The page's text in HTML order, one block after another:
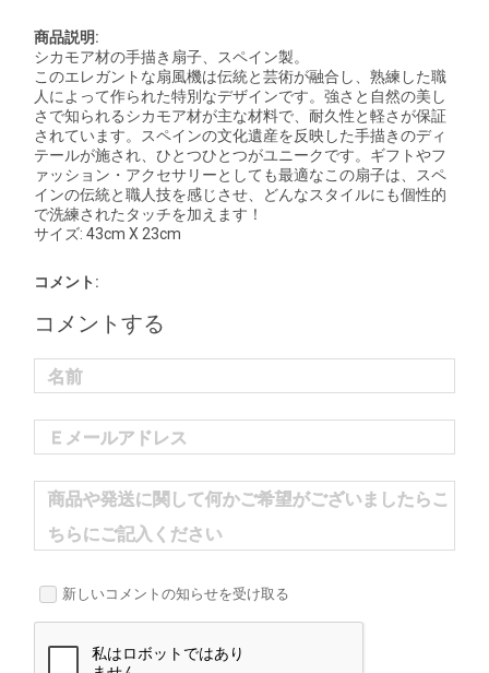
商品説明:
シカモア材の手描き扇子、スペイン製。
このエレガントな扇風機は伝統と芸術が融合し、熟練した職
人によって作られた特別なデザインです。強さと自然の美し
さで知られるシカモア材が主な材料で、耐久性と軽さが保証
されています。スペインの文化遺産を反映した手描きのディ
テールが施され、ひとつひとつがユニークです。ギフトやフ
ァッション・アクセサリーとしても最適なこの扇子は、スペ
インの伝統と職人技を感じさせ、どんなスタイルにも個性的
で洗練されたタッチを加えます！
サイズ: 43cm X 23cm
コメント:
コメントする
名前
Ｅメールアドレス
商品や発送に関して何かご希望がございましたらこ
ちらにご記入ください
新しいコメントの知らせを受け取る